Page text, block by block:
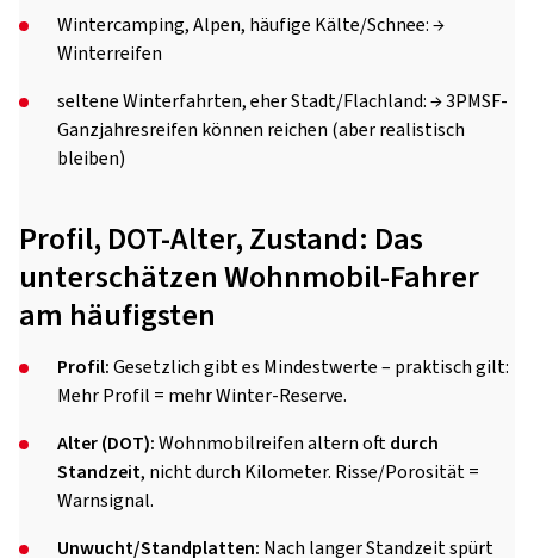
Wintercamping, Alpen, häufige Kälte/Schnee: →
Winterreifen
seltene Winterfahrten, eher Stadt/Flachland: → 3PMSF-
Ganzjahresreifen können reichen (aber realistisch
bleiben)
Profil, DOT-Alter, Zustand: Das
unterschätzen Wohnmobil-Fahrer
am häufigsten
Profil:Gesetzlich gibt es Mindestwerte – praktisch gilt:
Mehr Profil = mehr Winter-Reserve.
Alter (DOT):Wohnmobilreifen altern oftdurch
Standzeit, nicht durch Kilometer. Risse/Porosität =
Warnsignal.
Unwucht/Standplatten: Nach langer Standzeit spürt